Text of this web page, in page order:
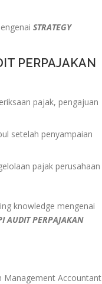
STRATEGY
PERPAJAKAN
pajak, pengajuan
setelah penyampaian
pajak perusahaan
knowledge mengenai
AUDIT PERPAJAKAN
Management Accountant